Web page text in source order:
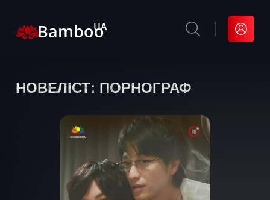
Bamboo
UA
НОВЕЛІСТ: ПОРНОГРАФ